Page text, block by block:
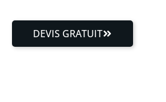
DEVIS GRATUIT